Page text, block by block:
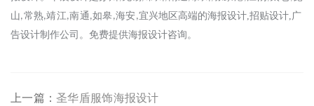
山,常熟,靖江,南通 ,如皋,海安,宜兴地区高端的海报设计 ,招贴设计 广
告设计制作公司。免费提供海报设计咨询。
上一篇： 圣华盾服饰海报设计